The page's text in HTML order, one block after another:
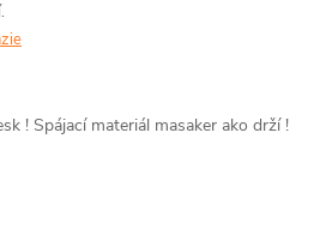
! Spájací materiál masaker ako drží !